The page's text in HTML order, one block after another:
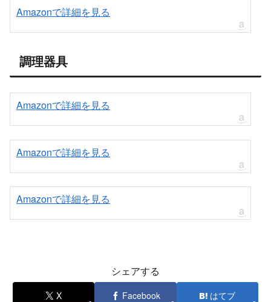
Amazonで詳細を見る
調理器具
Amazonで詳細を見る
Amazonで詳細を見る
Amazonで詳細を見る
シェアする
X Facebook はてブ